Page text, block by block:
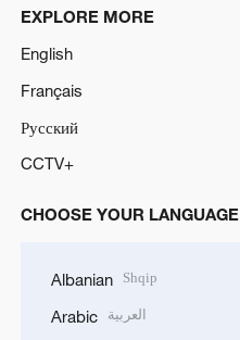
EXPLORE MORE
English
Français
Русский
CCTV+
CHOOSE YOUR LANGUAGE
Albanian Shqip
Arabic العربية